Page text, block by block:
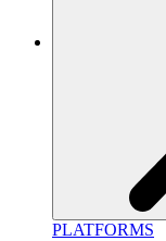
PLATFORMS